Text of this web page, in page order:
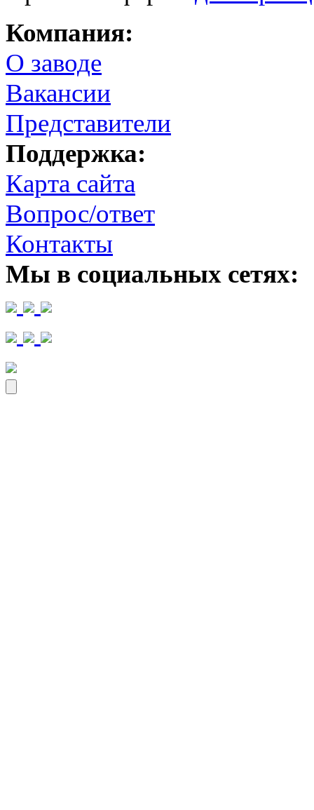
Компания:
О заводе
Вакансии
Представители
Поддержка:
Карта сайта
Вопрос/ответ
Контакты
Мы в социальных сетях: